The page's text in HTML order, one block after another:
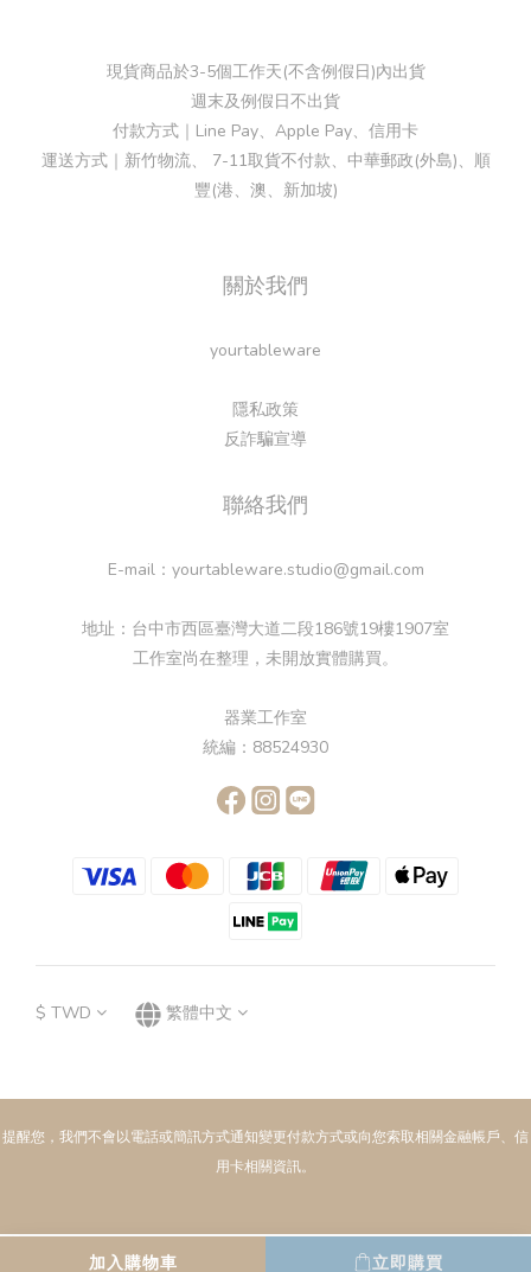
加入購物車 立即購買
現貨商品於3-5個工作天(不含例假日)內出貨
週末及例假日不出貨
付款方式｜Line Pay、Apple Pay、信用卡
運送方式｜新竹物流、 7-11取貨不付款、中華郵政(外島)、順
豐(港、澳、新加坡)
關於我們
yourtableware
隱私政策
反詐騙宣導
聯絡我們
E-mail：yourtableware.studio@gmail.com
地址：台中市西區臺灣大道二段186號19樓1907室
工作室尚在整理，未開放實體購買。
器業工作室
統編：88524930
$ TWD 繁體中文
提醒您，我們不會以電話或簡訊方式通知變更付款方式或向您索取相關金融帳戶、信
用卡相關資訊。